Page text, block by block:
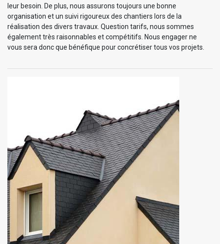
leur besoin. De plus, nous assurons toujours une bonne
organisation et un suivi rigoureux des chantiers lors de la
réalisation des divers travaux. Question tarifs, nous sommes
également très raisonnables et compétitifs. Nous engager ne
vous sera donc que bénéfique pour concrétiser tous vos projets.